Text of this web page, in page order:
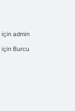
için admin
için Burcu